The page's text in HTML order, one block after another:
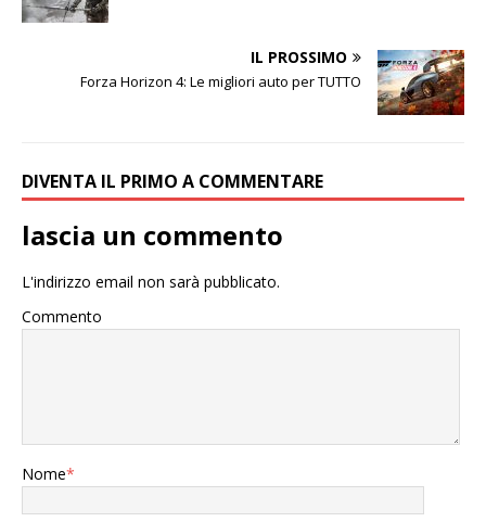
IL PROSSIMO
Forza Horizon 4: Le migliori auto per TUTTO
DIVENTA IL PRIMO A COMMENTARE
lascia un commento
L'indirizzo email non sarà pubblicato.
Commento
Nome*